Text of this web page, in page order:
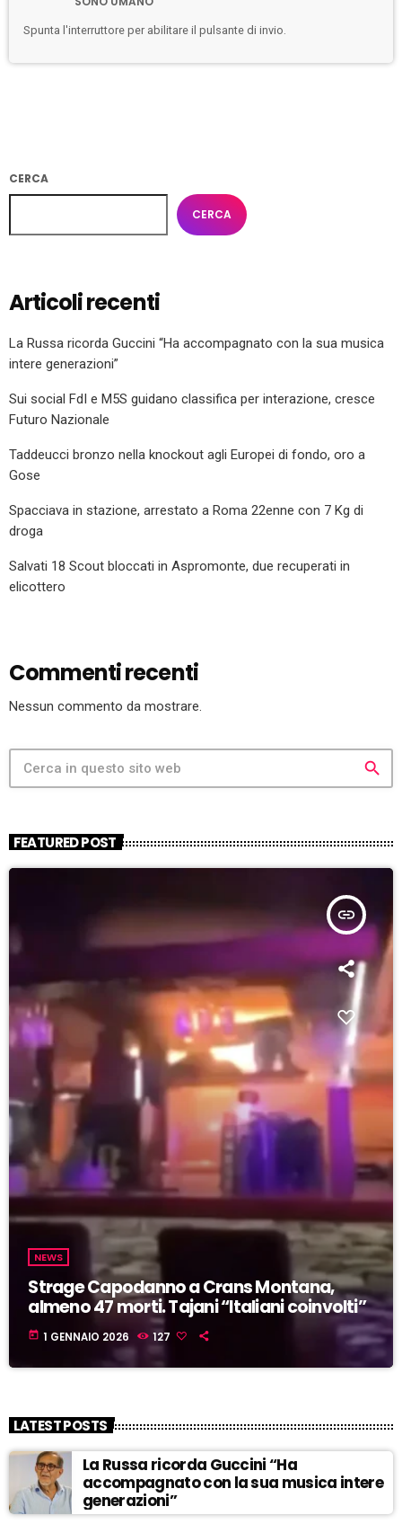
Spunta l'interruttore per abilitare il pulsante di invio.
CERCA
CERCA
Articoli recenti
La Russa ricorda Guccini “Ha accompagnato con la sua musica
intere generazioni”
Sui social FdI e M5S guidano classifica per interazione, cresce
Futuro Nazionale
Taddeucci bronzo nella knockout agli Europei di fondo, oro a
Gose
Spacciava in stazione, arrestato a Roma 22enne con 7 Kg di
droga
Salvati 18 Scout bloccati in Aspromonte, due recuperati in
elicottero
Commenti recenti
Nessun commento da mostrare.
search
FEATURED POST
insert_link
NEWS
Strage Capodanno a Crans Montana,
almeno 47 morti. Tajani “Italiani coinvolti”
today 1 GENNAIO 2026 127
LATEST POSTS
La Russa ricorda Guccini “Ha
accompagnato con la sua musica intere
generazioni”